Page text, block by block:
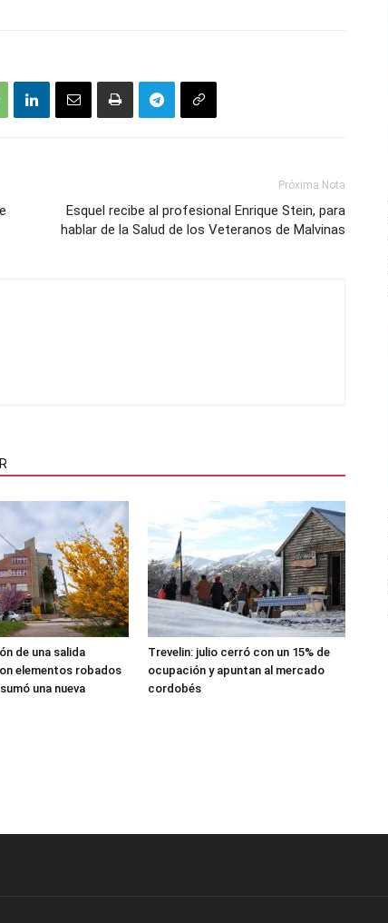
Próxima Nota
Esquel recibe al profesional Enrique Stein, para
hablar de la Salud de los Veteranos de Malvinas
de una salida
elementos robados
una nueva
Trevelin: julio cerró con un 15% de
ocupación y apuntan al mercado
cordobés